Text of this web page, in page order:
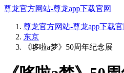
尊龙官方网站-尊龙app下载官网
尊龙官方网站-尊龙app下载官
东京
《哆啦a梦》50周年纪念展